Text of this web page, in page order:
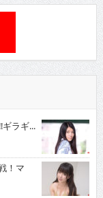
ラギ...
！マ